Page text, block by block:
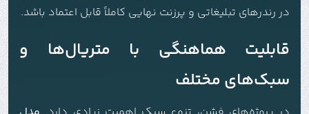
در رندرهای تبلیغاتی و پرزنت نهایی کاملاً قابل اعتماد باشد.
قابلیت هماهنگی با متریال‌ها و
سبک‌های مختلف